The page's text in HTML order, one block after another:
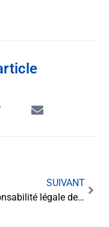
SUIVANT
Responsabilité légale des entreprises en cas de cyberattaque